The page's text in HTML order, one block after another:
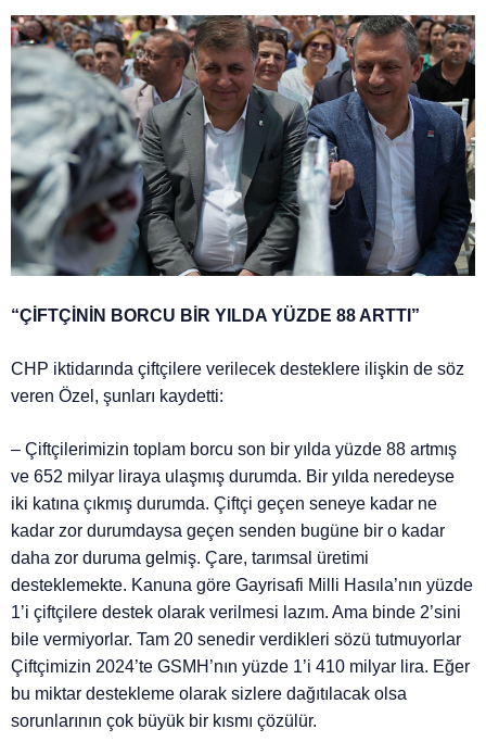
“ÇİFTÇİNİN BORCU BİR YILDA YÜZDE 88 ARTTI”
CHP iktidarında çiftçilere verilecek desteklere ilişkin de söz
veren Özel, şunları kaydetti:
– Çiftçilerimizin toplam borcu son bir yılda yüzde 88 artmış
ve 652 milyar liraya ulaşmış durumda. Bir yılda neredeyse
iki katına çıkmış durumda. Çiftçi geçen seneye kadar ne
kadar zor durumdaysa geçen senden bugüne bir o kadar
daha zor duruma gelmiş. Çare, tarımsal üretimi
desteklemekte. Kanuna göre Gayrisafi Milli Hasıla’nın yüzde
1’i çiftçilere destek olarak verilmesi lazım. Ama binde 2’sini
bile vermiyorlar. Tam 20 senedir verdikleri sözü tutmuyorlar
Çiftçimizin 2024’te GSMH’nın yüzde 1’i 410 milyar lira. Eğer
bu miktar destekleme olarak sizlere dağıtılacak olsa
sorunlarının çok büyük bir kısmı çözülür.